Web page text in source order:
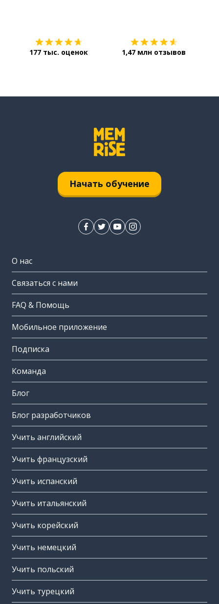
177 тыс. оценок 1,47 млн отзывов
Начать обучение
О нас
Связаться с нами
FAQ & Помощь
Мобильное приложение
Подписка
Команда
Блог
Блог разработчиков
Учить английский
Учить французский
Учить испанский
Учить итальянский
Учить корейский
Учить немецкий
Учить польский
Учить турецкий